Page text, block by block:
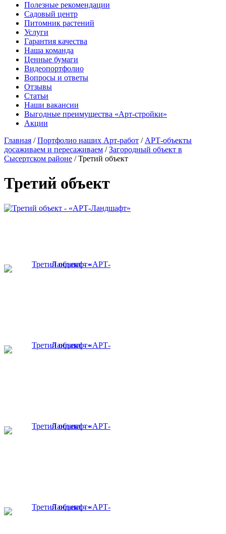
Полезные рекомендации
Садовый центр
Питомник растений
Услуги
Гарантия качества
Наша команда
Ценные бумаги
Видеопортфолио
Вопросы и ответы
Отзывы
Статьи
Наши вакансии
Выгодные преимущества «Арт-стройки»
Акции
Главная /Портфолио наших Арт-работ / АРТ-объекты
досаживаем и пересаживаем /Загородный объект в
Сысертском районе / Третий объект
Третий объект